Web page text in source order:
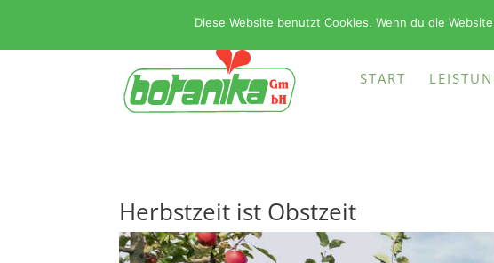
START
Herbstzeit ist Obstzeit
Diese Website benutzt Cookies. Wenn du die